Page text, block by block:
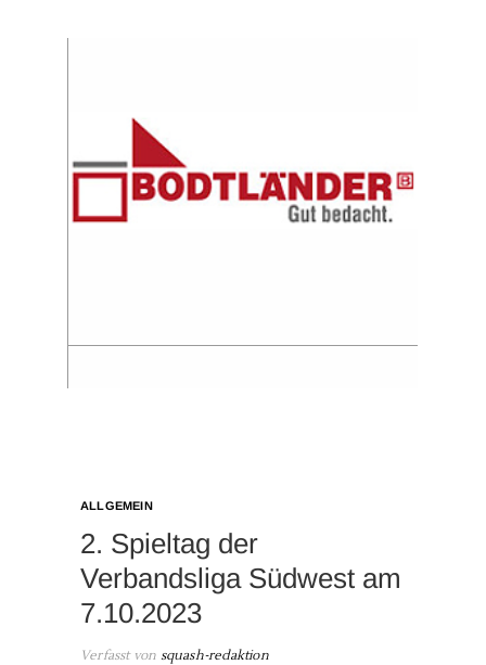
ALLGEMEIN
2. Spieltag der
Verbandsliga Südwest am
7.10.2023
Verfasst von squash-redaktion